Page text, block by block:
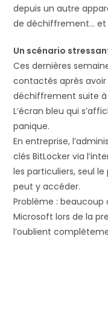
depuis un autre
de déchiffrement… et
Un scénario
Ces dernières
contactés après
déchiffrement suite à
L’écran bleu qui
panique.
En entreprise,
clés BitLocker via
les particuliers, seul
peut y accéder.
Problème :
Microsoft lors de la
l’oublient